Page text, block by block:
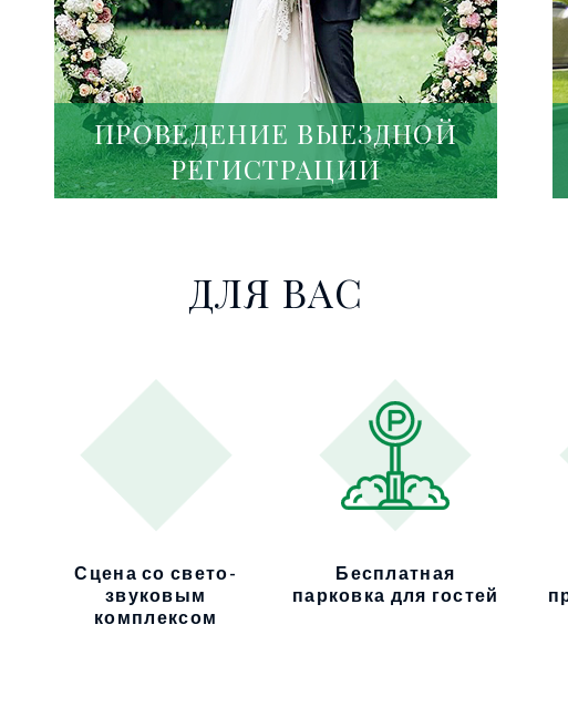
ПРОВЕДЕНИЕ ВЫЕЗДНОЙ
РЕГИСТРАЦИИ
ДЛЯ ВАС
Сцена со свето-
звуковым
комплексом
Бесплатная
парковка для гостей